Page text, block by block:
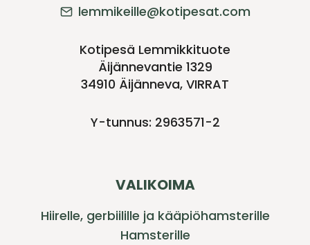
lemmikeille@kotipesat.com
Kotipesä Lemmikkituote
Äijännevantie 1329
34910 Äijänneva, VIRRAT
Y-tunnus: 2963571-2
VALIKOIMA
Hiirelle, gerbiilille ja kääpiöhamsterille
Hamsterille